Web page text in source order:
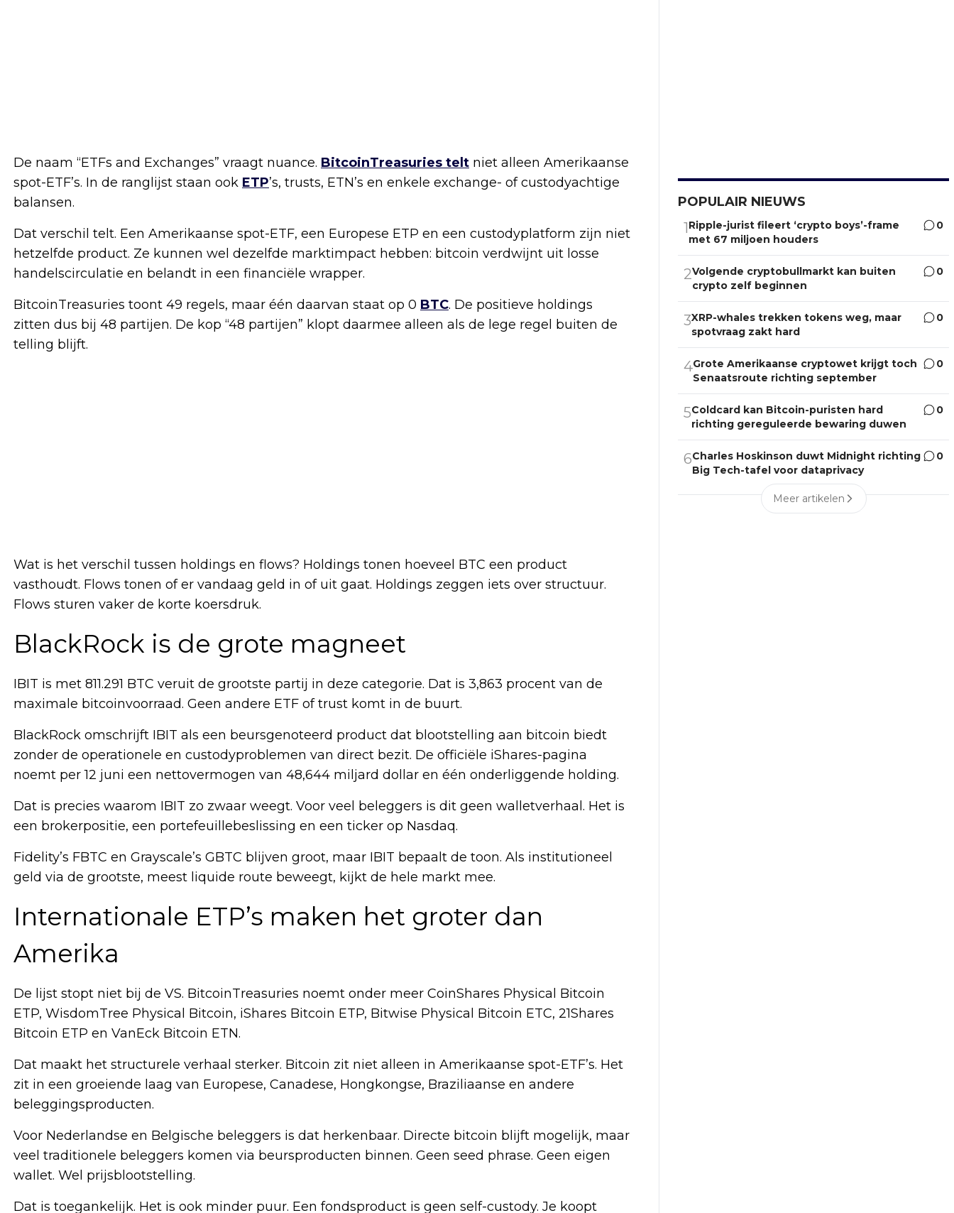
De naam “ETFs and Exchanges” vraagt nuance. BitcoinTreasuries telt niet alleen Amerikaanse
spot-ETF’s. In de ranglijst staan ook ETP’s, trusts, ETN’s en enkele exchange- of custodyachtige
balansen.
Dat verschil telt. Een Amerikaanse spot-ETF, een Europese ETP en een custodyplatform zijn niet
hetzelfde product. Ze kunnen wel dezelfde marktimpact hebben: bitcoin verdwijnt uit losse
handelscirculatie en belandt in een financiële wrapper.
BitcoinTreasuries toont 49 regels, maar één daarvan staat op 0 BTC. De positieve holdings
zitten dus bij 48 partijen. De kop “48 partijen” klopt daarmee alleen als de lege regel buiten de
telling blijft.
Wat is het verschil tussen holdings en flows? Holdings tonen hoeveel BTC een product
vasthoudt. Flows tonen of er vandaag geld in of uit gaat. Holdings zeggen iets over structuur.
Flows sturen vaker de korte koersdruk.
BlackRock is de grote magneet
IBIT is met 811.291 BTC veruit de grootste partij in deze categorie. Dat is 3,863 procent van de
maximale bitcoinvoorraad. Geen andere ETF of trust komt in de buurt.
BlackRock omschrijft IBIT als een beursgenoteerd product dat blootstelling aan bitcoin biedt
zonder de operationele en custodyproblemen van direct bezit. De officiële iShares-pagina
noemt per 12 juni een nettovermogen van 48,644 miljard dollar en één onderliggende holding.
Dat is precies waarom IBIT zo zwaar weegt. Voor veel beleggers is dit geen walletverhaal. Het is
een brokerpositie, een portefeuillebeslissing en een ticker op Nasdaq.
Fidelity’s FBTC en Grayscale’s GBTC blijven groot, maar IBIT bepaalt de toon. Als institutioneel
geld via de grootste, meest liquide route beweegt, kijkt de hele markt mee.
Internationale ETP’s maken het groter dan
Amerika
De lijst stopt niet bij de VS. BitcoinTreasuries noemt onder meer CoinShares Physical Bitcoin
ETP, WisdomTree Physical Bitcoin, iShares Bitcoin ETP, Bitwise Physical Bitcoin ETC, 21Shares
Bitcoin ETP en VanEck Bitcoin ETN.
Dat maakt het structurele verhaal sterker. Bitcoin zit niet alleen in Amerikaanse spot-ETF’s. Het
zit in een groeiende laag van Europese, Canadese, Hongkongse, Braziliaanse en andere
beleggingsproducten.
Voor Nederlandse en Belgische beleggers is dat herkenbaar. Directe bitcoin blijft mogelijk, maar
veel traditionele beleggers komen via beursproducten binnen. Geen seed phrase. Geen eigen
wallet. Wel prijsblootstelling.
Dat is toegankelijk. Het is ook minder puur. Een fondsproduct is geen self-custody. Je koopt
POPULAIR NIEUWS
1Ripple-jurist fileert ‘crypto boys’-frame
met 67 miljoen houders
0
2Volgende cryptobullmarkt kan buiten
crypto zelf beginnen
0
3XRP-whales trekken tokens weg, maar
spotvraag zakt hard
0
4Grote Amerikaanse cryptowet krijgt toch
Senaatsroute richting september
0
5Coldcard kan Bitcoin-puristen hard
richting gereguleerde bewaring duwen
0
6Charles Hoskinson duwt Midnight richting
Big Tech-tafel voor dataprivacy
0
Meer artikelen